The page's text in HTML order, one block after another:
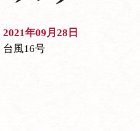
2021年09月28日
台風16号